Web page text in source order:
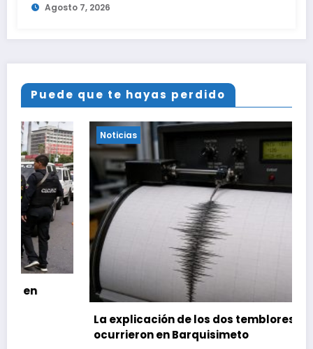
Agosto 7, 2026
Puede que te hayas perdido
Noticias
La explicación de los dos temblores que
ocurrieron en Barquisimeto